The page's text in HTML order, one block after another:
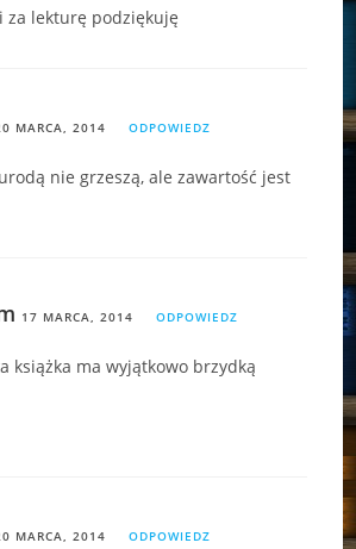
za lekturę podziękuję
MARCA, 2014 ODPOWIEDZ
nie grzeszą, ale zawartość jest
17 MARCA, 2014 ODPOWIEDZ
książka ma wyjątkowo brzydką
MARCA, 2014 ODPOWIEDZ